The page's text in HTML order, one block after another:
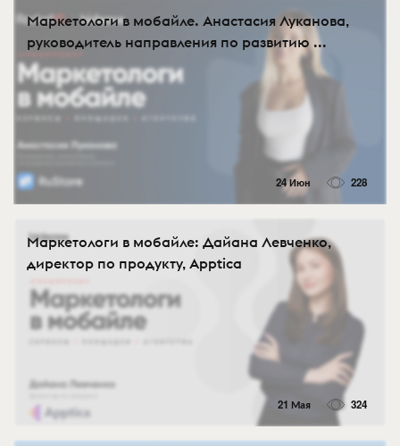
Маркетологи в мобайле. Анастасия Луканова,
руководитель направления по развитию ...
24 Июн 228
Маркетологи в мобайле: Дайана Левченко,
директор по продукту, Apptica
21 Мая 324